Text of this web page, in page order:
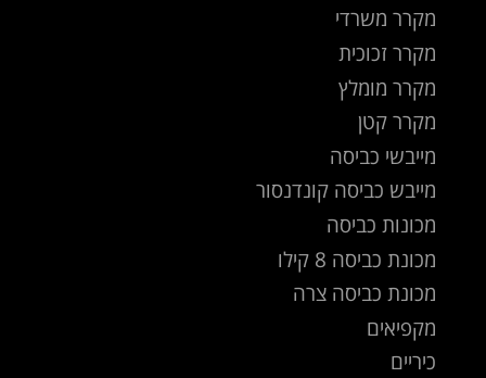
מקרר משרדי
מקרר זכוכית
מקרר מומלץ
מקרר קטן
מייבשי כביסה
מייבש כביסה קונדנסור
מכונות כביסה
מכונת כביסה 8 קילו
מכונת כביסה צרה
מקפיאים
כיריים